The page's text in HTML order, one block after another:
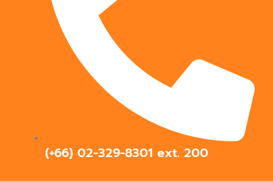
(+66) 02-329-8301 ext. 200